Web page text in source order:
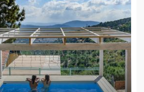
כלול באירוח